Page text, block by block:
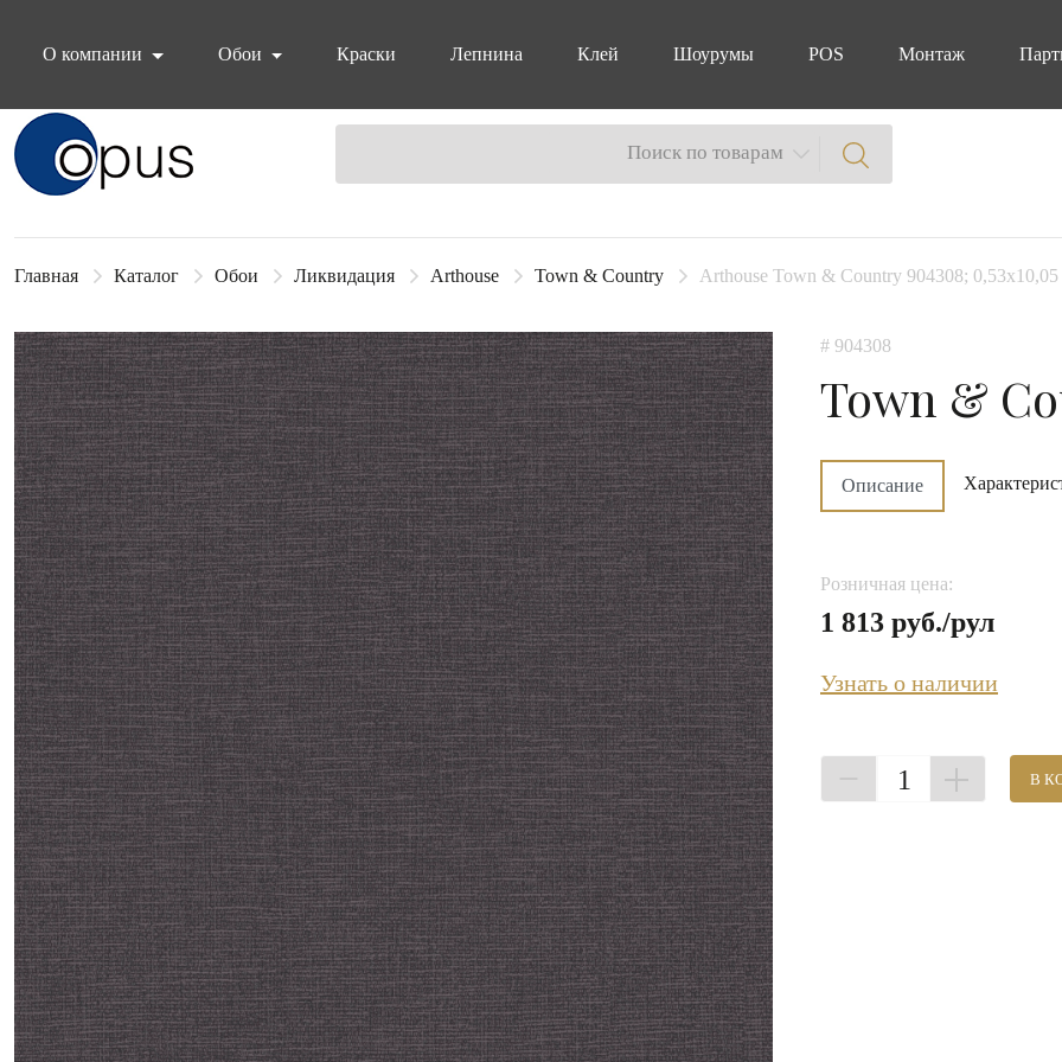
О компании
Обои Краски Лепнина Клей Шоурумы POS Монтаж
Блок поиска Поиск по товарам
Главная Каталог Обои Ликвидация Arthouse Town & Country Arthouse Town & Country 904308;
# 904308
Town &
Описание
Розничная цена:
1 813 руб./рул
Узнать о наличии
1 В